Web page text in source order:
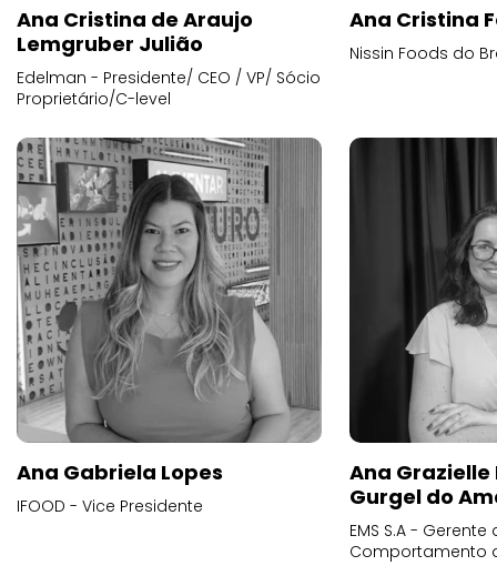
Ana Cristina de Araujo
Lemgruber Julião
Edelman - Presidente/ CEO / VP/ Sócio
Proprietário/C-level
Ana Cristina
Nissin Foods do
Ana Gabriela Lopes
IFOOD - Vice Presidente
Ana
Gurgel do
EMS S.A -
Comportamento